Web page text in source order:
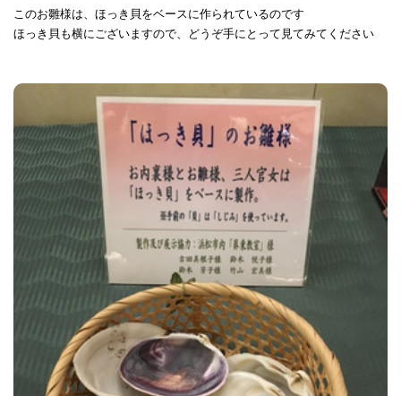
このお雛様は、ほっき貝をベースに作られているのです
ほっき貝も横にございますので、どうぞ手にとって見てみてください